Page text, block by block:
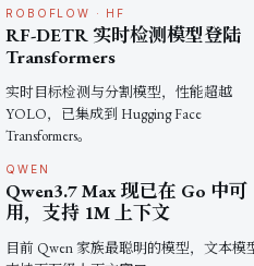
ROBOFLOW · HF
RF-DETR 实时检测模型登陆
Transformers
实时目标检测与分割模型，性能超越
YOLO，已集成到 Hugging Face
Transformers。
QWEN
Qwen3.7 Max 现已在 Go 中可
用，支持 1M 上下文
目前 Qwen 家族最聪明的模型，文本模